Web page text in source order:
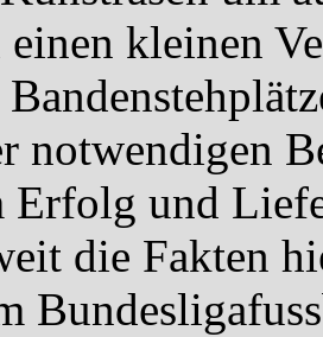
kleinen
notwendigen
Erfolg und
die Fakten